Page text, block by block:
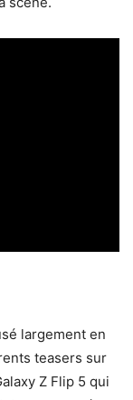
largement en
teasers sur
Z Flip 5 qui